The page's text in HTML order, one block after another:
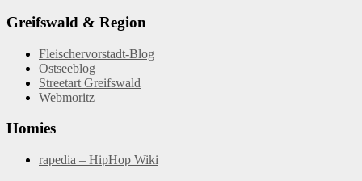
Greifswald & Region
Fleischervorstadt-Blog
Ostseeblog
Streetart Greifswald
Webmoritz
Homies
rapedia – HipHop Wiki